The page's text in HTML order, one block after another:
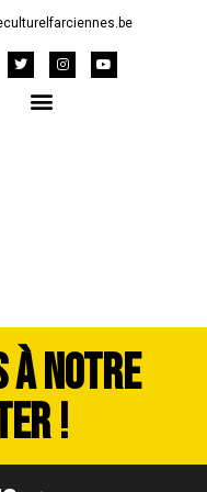
À NOTRE
!